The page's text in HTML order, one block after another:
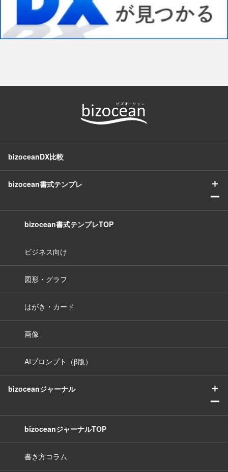
bizoceanDX比較
bizocean書式テンプレ
＋
ー
bizocean書式テンプレTOP
ビジネス向け
図形・グラフ
はがき・カード
画像
AIプロンプト（β版）
bizoceanジャーナル
＋
ー
bizoceanジャーナルTOP
書き方コラム